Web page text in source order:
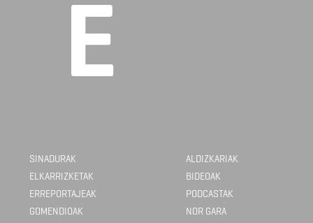
SINADURAK
ELKARRIZKETAK
ERREPORTAJEAK
GOMENDIOAK
ALDIZKARIAK
BIDEOAK
PODCASTAK
NOR GARA